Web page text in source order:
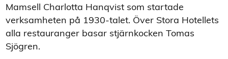
Mamsell Charlotta Hanqvist som startade
verksamheten på 1930-talet. Över Stora Hotellets
alla restauranger basar stjärnkocken Tomas
Sjögren.